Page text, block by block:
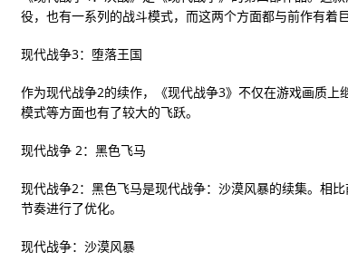
和战斗能力
比M16差
地球引力向上飞行
免导弹爆炸
)
航母编队
役，也有一系列的战斗模式，而这两个方面都与前作有着巨
现代战争3：堕落王国
作为现代战争2的续作，《现代战争3》不仅在游戏画质
模式等方面也有了较大的飞跃。
现代战争 2：黑色飞马
现代战争2：黑色飞马是现代战争：沙漠风暴的续集。相
节奏进行了优化。
现代战争：沙漠风暴